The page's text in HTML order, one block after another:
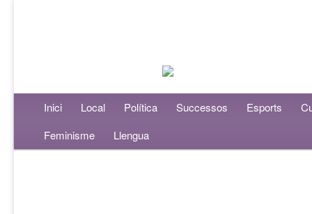
Menú principalAneu al contingut principal
Aneu al contingut secundari
Inici Local Política Successos Esports
Feminisme
Llengua